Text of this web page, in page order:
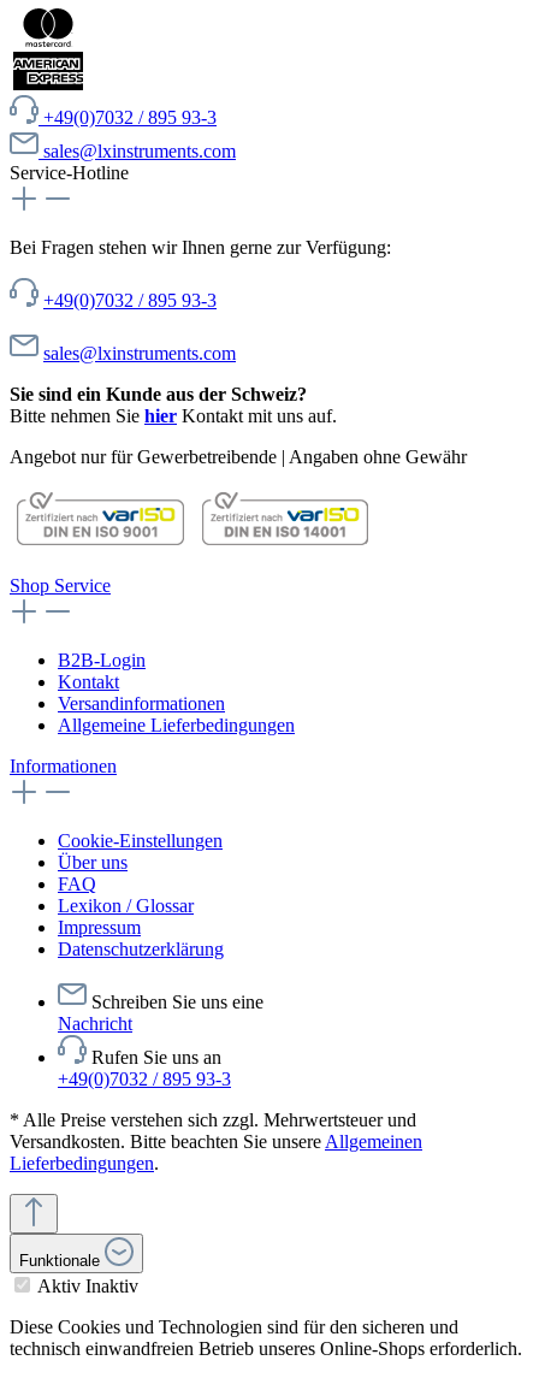
+49(0)7032 / 895 93-3
sales@lxinstruments.com
Service-Hotline
Bei Fragen stehen wir Ihnen gerne zur Verfügung:
+49(0)7032 / 895 93-3
sales@lxinstruments.com
Sie sind ein Kunde aus der Schweiz?
Bitte nehmen Sie hier Kontakt mit uns auf.
Angebot nur für Gewerbetreibende | Angaben ohne Gewähr
Shop Service
B2B-Login
Kontakt
Versandinformationen
Allgemeine Lieferbedingungen
Informationen
Cookie-Einstellungen
Über uns
FAQ
Lexikon / Glossar
Impressum
Datenschutzerklärung
Schreiben Sie uns eine
Nachricht
Rufen Sie uns an
+49(0)7032 / 895 93-3
* Alle Preise verstehen sich zzgl. Mehrwertsteuer und
Versandkosten. Bitte beachten Sie unsere Allgemeinen
Lieferbedingungen.
Funktionale
Aktiv Inaktiv
Diese Cookies und Technologien sind für den sicheren und
technisch einwandfreien Betrieb unseres Online-Shops erforderlich.